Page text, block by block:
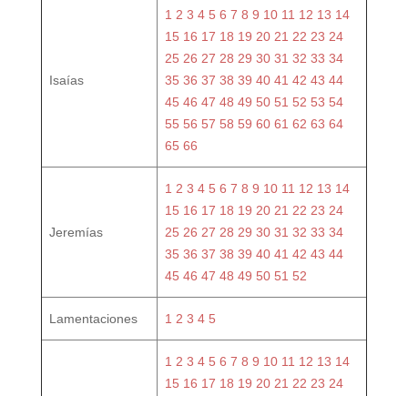
Isaías
1 2 3 4 5 6 7 8 9 10 11 12 13 14
15 16 17 18 19 20 21 22 23 24
25 26 27 28 29 30 31 32 33 34
35 36 37 38 39 40 41 42 43 44
45 46 47 48 49 50 51 52 53 54
55 56 57 58 59 60 61 62 63 64
65 66
Jeremías
1 2 3 4 5 6 7 8 9 10 11 12 13 14
15 16 17 18 19 20 21 22 23 24
25 26 27 28 29 30 31 32 33 34
35 36 37 38 39 40 41 42 43 44
45 46 47 48 49 50 51 52
Lamentaciones 1 2 3 4 5
1 2 3 4 5 6 7 8 9 10 11 12 13 14
15 16 17 18 19 20 21 22 23 24